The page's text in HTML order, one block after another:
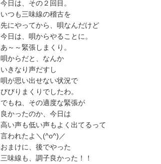
今日は、その２回目。
いつも三味線の稽古を
先にやってから、唄なんだけど
今日は、唄からやることに。
あ～～緊張しまくり。
唄からだと、なんか
いきなり声だすし
唄が思い出せない状況で
びびりまくりでしたわ。
でもね、その適度な緊張が
良かったのか、今日は
高い声も低い声もよく出てるって
言われたよ＼(^o^)／
おまけに、後でやった
三味線も、調子良かった！！